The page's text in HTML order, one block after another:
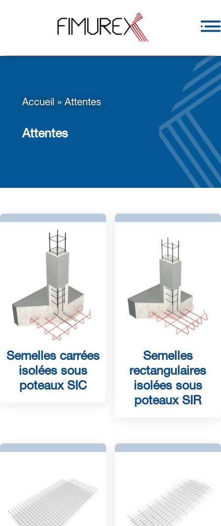
Accueil » Attentes
Attentes
Semelles carrées
isolées sous
poteaux SIC
Semelles
rectangulaires
isolées sous
poteaux SIR